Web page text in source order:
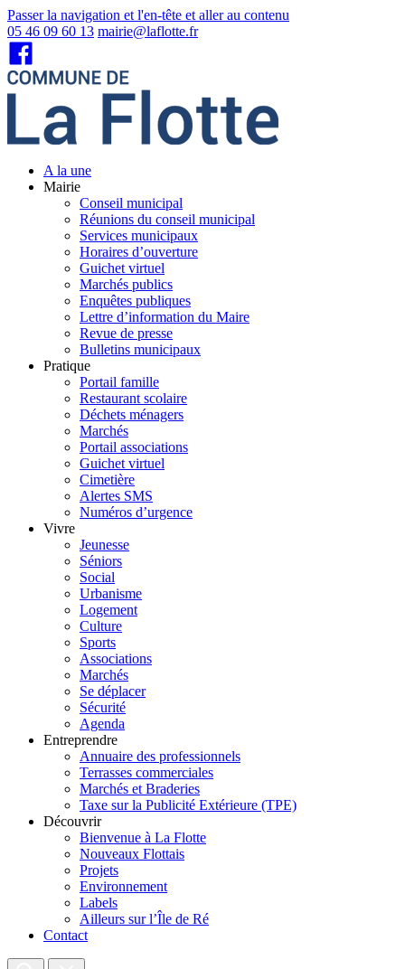
Passer la navigation et l'en-tête et aller au contenu
05 46 09 60 13 mairie@laflotte.fr
A la une
Mairie
Conseil municipal
Réunions du conseil municipal
Services municipaux
Horaires d’ouverture
Guichet virtuel
Marchés publics
Enquêtes publiques
Lettre d’information du Maire
Revue de presse
Bulletins municipaux
Pratique
Portail famille
Restaurant scolaire
Déchets ménagers
Marchés
Portail associations
Guichet virtuel
Cimetière
Alertes SMS
Numéros d’urgence
Vivre
Jeunesse
Séniors
Social
Urbanisme
Logement
Culture
Sports
Associations
Marchés
Se déplacer
Sécurité
Agenda
Entreprendre
Annuaire des professionnels
Terrasses commerciales
Marchés et Braderies
Taxe sur la Publicité Extérieure (TPE)
Découvrir
Bienvenue à La Flotte
Nouveaux Flottais
Projets
Environnement
Labels
Ailleurs sur l’Île de Ré
Contact